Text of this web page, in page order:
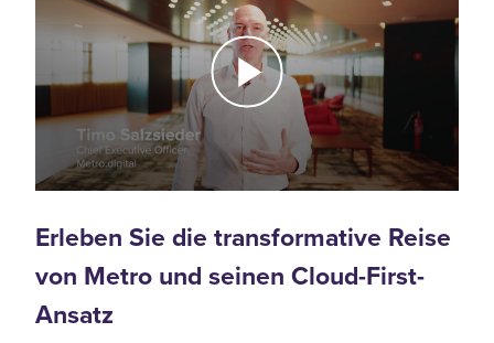
Erleben Sie die transformative Reise
von Metro und seinen Cloud-First-
Ansatz